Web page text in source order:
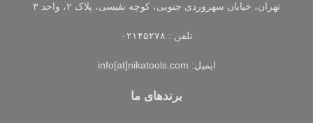
تهران، خیابان سهروردی جنوبی، کوچه نفیسی، پلاک ۲، واحد ۳
تلفن : ۰۲۱۴۵۲۷۸
ایمیل: info[at]nikatools.com
برندهای ما